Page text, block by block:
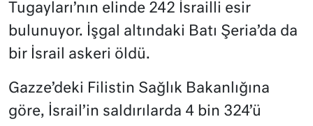
Tugayları’nın elinde 242 İsrailli esir
bulunuyor. İşgal altındaki Batı Şeria’da da
bir İsrail askeri öldü.
Gazze’deki Filistin Sağlık Bakanlığına
göre, İsrail’in saldırılarda 4 bin 324’ü